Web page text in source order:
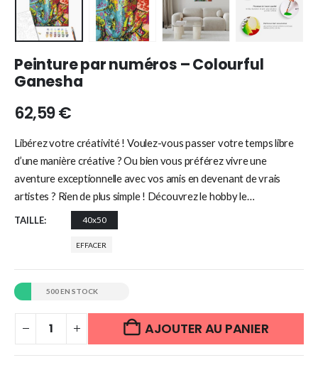
Peinture par numéros – Colourful
Ganesha
62,59€
Libérez votre créativité ! Voulez-vous passer votre temps libre
d’une manière créative ? Ou bien vous préférez vivre une
aventure exceptionnelle avec vos amis en devenant de vrais
artistes ? Rien de plus simple ! Découvrez le hobby le…
TAILLE 40x50
EFFACER
500 EN STOCK
AJOUTER AU PANIER